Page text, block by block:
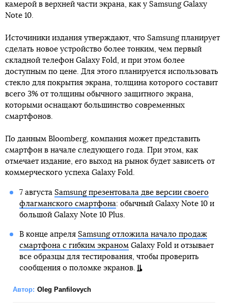
камерой в верхней части экрана, как у Samsung Galaxy
Note 10.
Источиники издания утверждают, что Samsung планирует
сделать новое устройство более тонким, чем первый
складной телефон Galaxy Fold, и при этом более
доступным по цене. Для этого планируется использовать
стекло для покрытия экрана, толщина которого составит
всего 3% от толщины обычного защитного экрана,
которыми оснащают большинство современных
смартфонов.
По данным Bloomberg, компания может представить
смартфон в начале следующего года. При этом, как
отмечает издание, его выход на рынок будет зависеть от
коммерческого успеха Galaxy Fold.
7 августа Samsung презентовала две версии своего
флагманского смартфона: обычный Galaxy Note 10 и
большой Galaxy Note 10 Plus.
В конце апреля Samsung отложила начало продаж
смартфона с гибким экраномGalaxy Fold и отзывает
все образцы для тестирования, чтобы проверить
сообщения о поломке экранов.
Автор: Oleg Panfilovych